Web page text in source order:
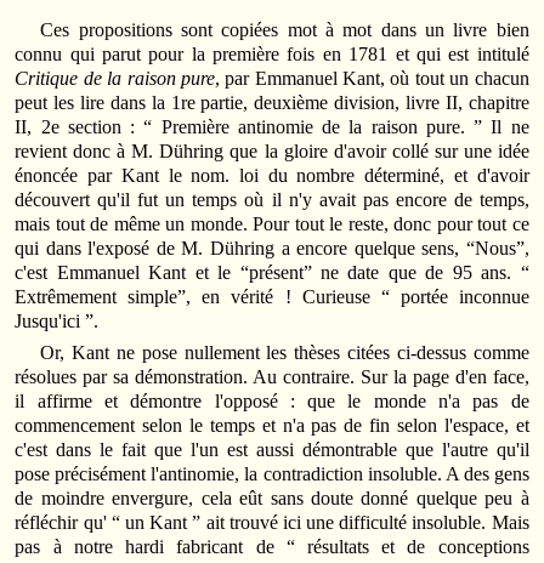
Ces propositions sont copiées mot à mot dans un livre bien
connu qui parut pour la première fois en 1781 et qui est intitulé
Critique de la raison pure, par Emmanuel Kant, où tout un chacun
peut les lire dans la 1re partie, deuxième division, livre II, chapitre
II, 2e section : “ Première antinomie de la raison pure. ” Il ne
revient donc à M. Dühring que la gloire d'avoir collé sur une idée
énoncée par Kant le nom. loi du nombre déterminé, et d'avoir
découvert qu'il fut un temps où il n'y avait pas encore de temps,
mais tout de même un monde. Pour tout le reste, donc pour tout ce
qui dans l'exposé de M. Dühring a encore quelque sens, “Nous”,
c'est Emmanuel Kant et le “présent” ne date que de 95 ans. “
Extrêmement simple”, en vérité ! Curieuse “ portée inconnue
Jusqu'ici ”.
Or, Kant ne pose nullement les thèses citées ci-dessus comme
résolues par sa démonstration. Au contraire. Sur la page d'en face,
il affirme et démontre l'opposé : que le monde n'a pas de
commencement selon le temps et n'a pas de fin selon l'espace, et
c'est dans le fait que l'un est aussi démontrable que l'autre qu'il
pose précisément l'antinomie, la contradiction insoluble. A des gens
de moindre envergure, cela eût sans doute donné quelque peu à
réfléchir qu' “ un Kant ” ait trouvé ici une difficulté insoluble. Mais
pas à notre hardi fabricant de “ résultats et de conceptions